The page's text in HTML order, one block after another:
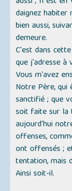
daignez
bien aussi,
demeure.
C'est dans
que j'adresse
Vous m'avez
Notre Père, qui
sanctifié ; que
soit faite sur la
aujourd'hui
offenses,
ont offensés ;
tentation, mais
Ainsi soit-il.